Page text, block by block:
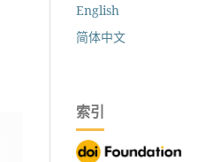
English
简体中文
索引